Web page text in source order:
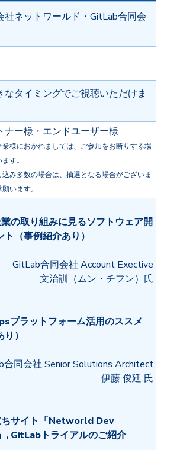
ネットワールド・ GitLab合同会
タイミングでご視聴いただけま
ー様・エンドユーザー様
様におかれましては、ご参加をお断りする場
す。
み多数の場合は、抽選となる場合がございま
います。
の取り組みに見るソフトウェア開
ト（事例紹介あり）
GitLab合同会社 Account Exective
文治訓（ムン・チフン）氏
プラットフォーム活用のススメ
り）
合同会社 Senior Solutions Architect
伊藤 俊廷 氏
ちサイト「Networld Dev
, GitLabトライアルのご紹介